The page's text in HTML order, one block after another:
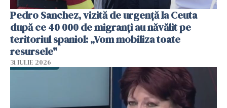
Pedro Sanchez, vizită de urgență la Ceuta
după ce 40 000 de migranți au năvălit pe
teritoriul spaniol: „Vom mobiliza toate
resursele"
31 IULIE 2026